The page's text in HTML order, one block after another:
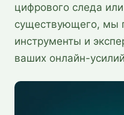
цифрового следа
существующего, мы
инструменты и
ваших онлайн-